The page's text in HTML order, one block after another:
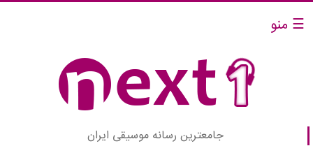
☰ منو
جامعترین رسانه موسیقی ایران